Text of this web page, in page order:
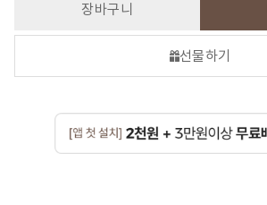
장바구니
선물하기